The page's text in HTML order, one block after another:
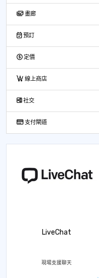
畫廊
預訂
定價
線上商店
社交
支付閘道
LiveChat
現場支援聊天